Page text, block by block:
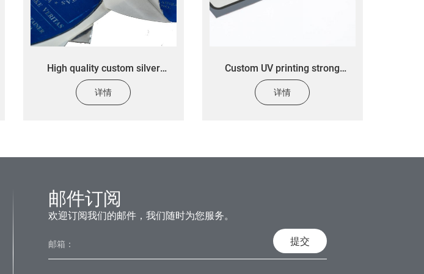
High quality custom silver
brushed wine bottle label
stickers custom metal alloy
详情
Custom UV printing strong
adhesive warning sign label
fitness equipment warning
详情
邮件订阅
欢迎订阅我们的邮件，我们随时为您服务。
提交